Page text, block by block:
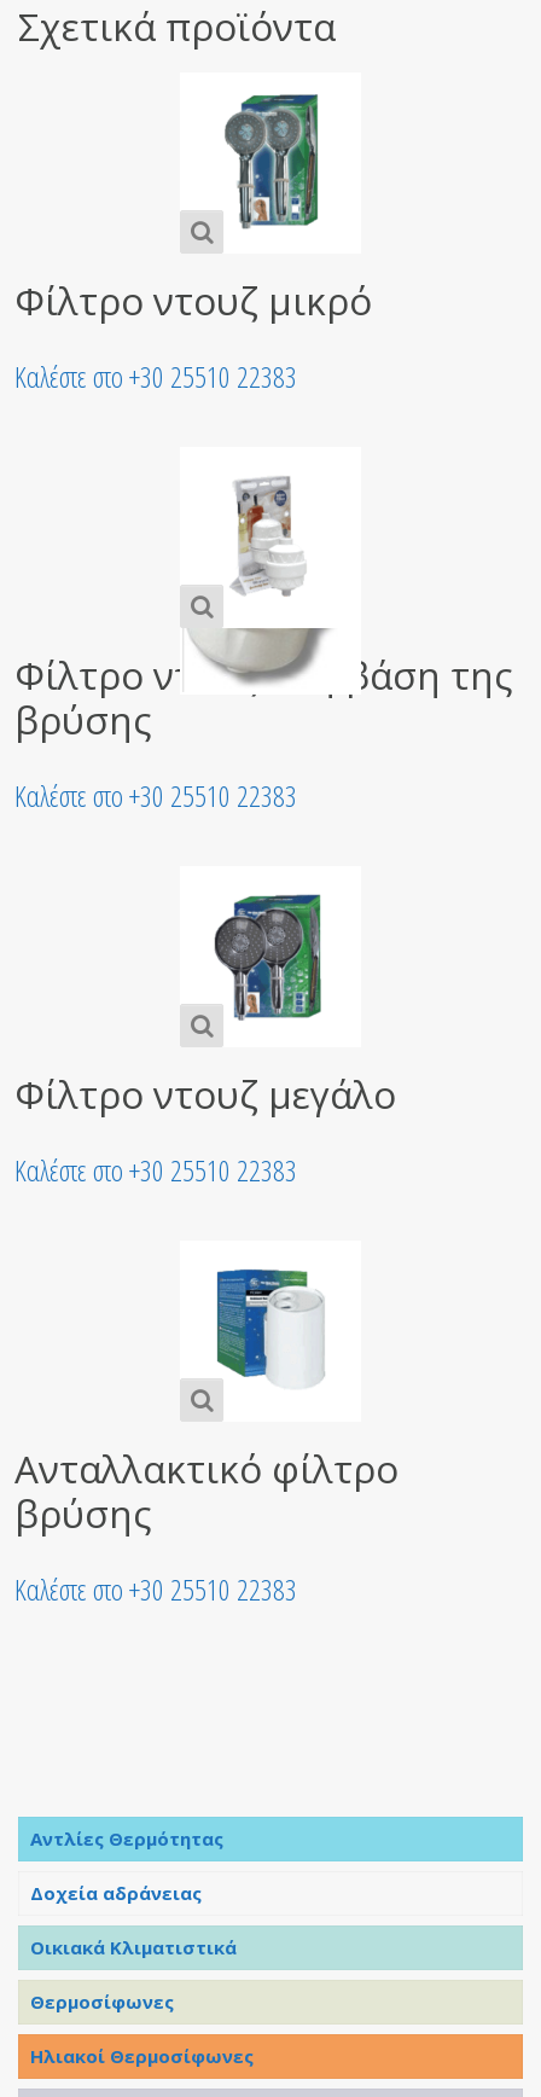
Σχετικά προϊόντα
Φίλτρο ντουζ μικρό
Καλέστε στο +30 25510 22383
Φίλτρο ντουζ στη βάση της
βρύσης
Καλέστε στο +30 25510 22383
Φίλτρο ντουζ μεγάλο
Καλέστε στο +30 25510 22383
Ανταλλακτικό φίλτρο
βρύσης
Καλέστε στο +30 25510 22383
Αντλίες Θερμότητας
Δοχεία αδράνειας
Οικιακά Κλιματιστικά
Θερμοσίφωνες
Ηλιακοί Θερμοσίφωνες